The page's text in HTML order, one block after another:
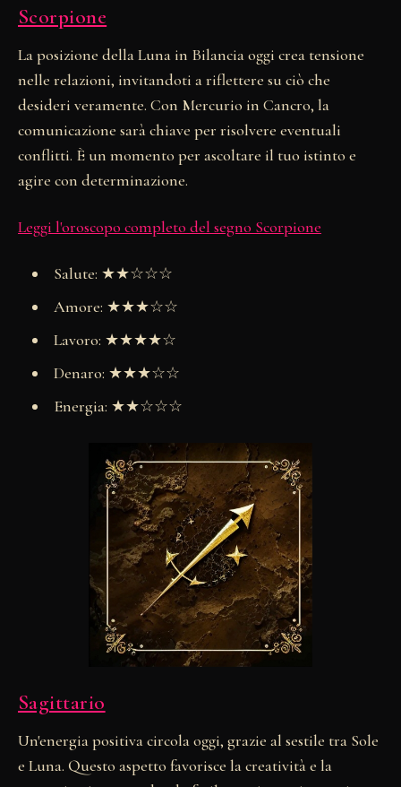
Scorpione
La posizione della Luna in Bilancia oggi crea tensione
nelle relazioni, invitandoti a riflettere su ciò che
desideri veramente. Con Mercurio in Cancro, la
comunicazione sarà chiave per risolvere eventuali
conflitti. È un momento per ascoltare il tuo istinto e
agire con determinazione.
Leggi l'oroscopo completo del segno Scorpione
Salute: ★★☆☆☆
Amore: ★★★☆☆
Lavoro: ★★★★☆
Denaro: ★★★☆☆
Energia: ★★☆☆☆
Sagittario
Un'energia positiva circola oggi, grazie al sestile tra Sole
e Luna. Questo aspetto favorisce la creatività e la